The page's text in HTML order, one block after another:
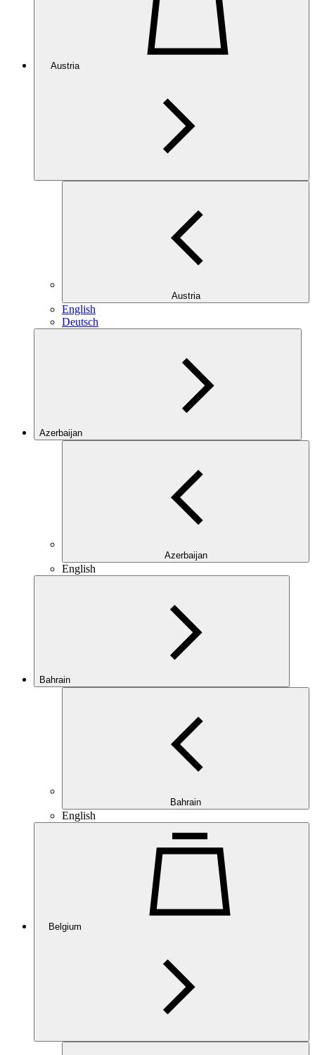
Austria
Austria
English
Deutsch
Azerbaijan
Azerbaijan
English
Bahrain
Bahrain
English
Belgium